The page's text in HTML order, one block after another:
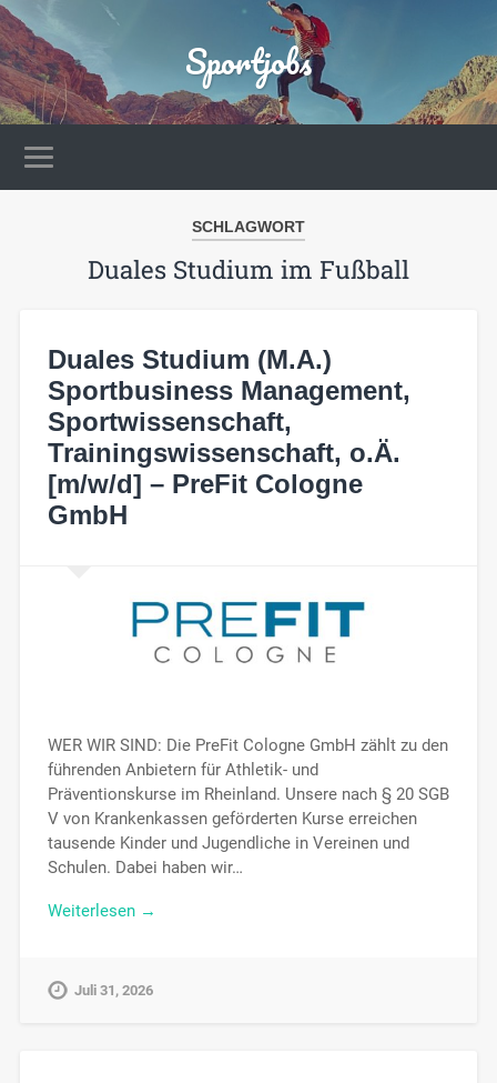
Sportjobs
SCHLAGWORT
Duales Studium im Fußball
Duales Studium (M.A.)
Sportbusiness Management,
Sportwissenschaft,
Trainingswissenschaft, o.Ä.
[m/w/d] – PreFit Cologne
GmbH
WER WIR SIND: Die PreFit Cologne GmbH zählt zu den
führenden Anbietern für Athletik- und
Präventionskurse im Rheinland. Unsere nach § 20 SGB
V von Krankenkassen geförderten Kurse erreichen
tausende Kinder und Jugendliche in Vereinen und
Schulen. Dabei haben wir…
Weiterlesen →
Juli 31, 2026